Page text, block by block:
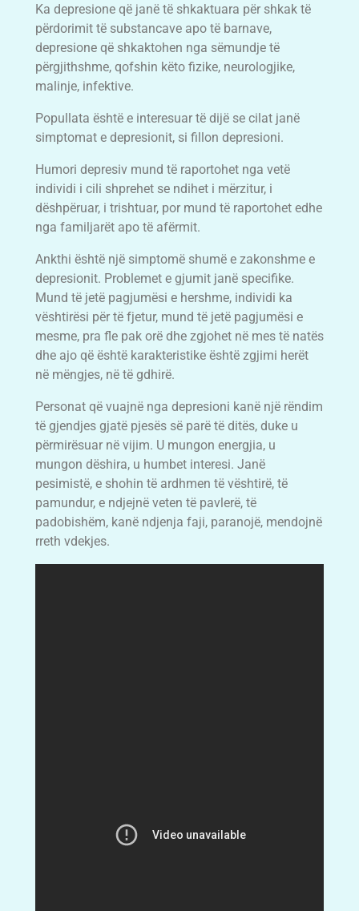
Ka depresione që janë të shkaktuara për shkak të
përdorimit të substancave apo të barnave,
depresione që shkaktohen nga sëmundje të
përgjithshme, qofshin këto fizike, neurologjike,
malinje, infektive.
Popullata është e interesuar të dijë se cilat janë
simptomat e depresionit, si fillon depresioni.
Humori depresiv mund të raportohet nga vetë
individi i cili shprehet se ndihet i mërzitur, i
dëshpëruar, i trishtuar, por mund të raportohet edhe
nga familjarët apo të afërmit.
Ankthi është një simptomë shumë e zakonshme e
depresionit. Problemet e gjumit janë specifike.
Mund të jetë pagjumësi e hershme, individi ka
vështirësi për të fjetur, mund të jetë pagjumësi e
mesme, pra fle pak orë dhe zgjohet në mes të natës
dhe ajo që është karakteristike është zgjimi herët
në mëngjes, në të gdhirë.
Personat që vuajnë nga depresioni kanë një rëndim
të gjendjes gjatë pjesës së parë të ditës, duke u
përmirësuar në vijim. U mungon energjia, u
mungon dëshira, u humbet interesi. Janë
pesimistë, e shohin të ardhmen të vështirë, të
pamundur, e ndjejnë veten të pavlerë, të
padobishëm, kanë ndjenja faji, paranojë, mendojnë
rreth vdekjes.